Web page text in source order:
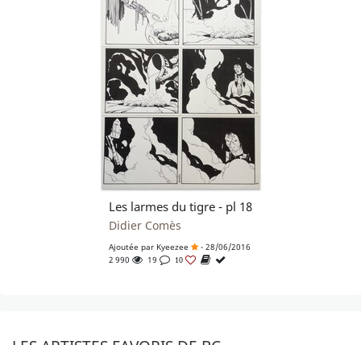
Les larmes du tigre - pl 18
Didier Comès
Ajoutée par Kyeezee
- 28/06/2016
2 990
19 10